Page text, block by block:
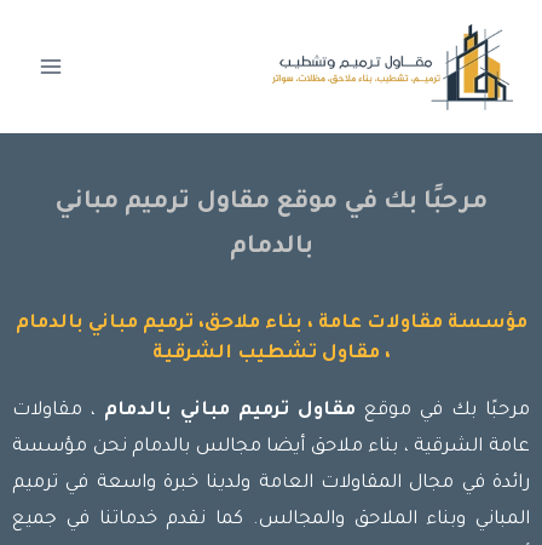
مرحبًا بك في موقع مقاول ترميم مباني
بالدمام
مؤسسة مقاولات عامة ، بناء ملاحق، ترميم مباني بالدمام
، مقاول تشطيب الشرقية
مرحبًا بك في موقع مقاول ترميم مباني بالدمام ، مقاولات
عامة الشرقية ، بناء ملاحق أيضا مجالس بالدمام نحن مؤسسة
رائدة في مجال المقاولات العامة ولدينا خبرة واسعة في ترميم
المباني وبناء الملاحق والمجالس. كما نقدم خدماتنا في جميع